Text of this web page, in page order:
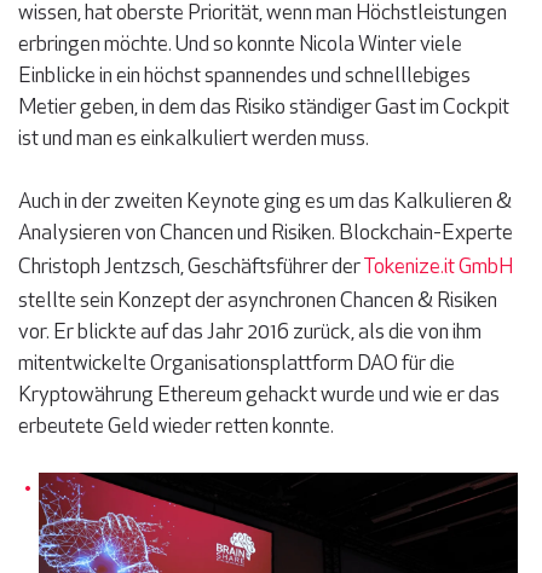
wissen, hat oberste Priorität, wenn man Höchstleistungen
erbringen möchte. Und so konnte Nicola Winter viele
Einblicke in ein höchst spannendes und schnelllebiges
Metier geben, in dem das Risiko ständiger Gast im Cockpit
ist und man es einkalkuliert werden muss.
Auch in der zweiten Keynote ging es um das Kalkulieren &
Analysieren von Chancen und Risiken. Blockchain-Experte
Christoph Jentzsch, Geschäftsführer der Tokenize.it GmbH
stellte sein Konzept der asynchronen Chancen & Risiken
vor. Er blickte auf das Jahr 2016 zurück, als die von ihm
mitentwickelte Organisationsplattform DAO für die
Kryptowährung Ethereum gehackt wurde und wie er das
erbeutete Geld wieder retten konnte.